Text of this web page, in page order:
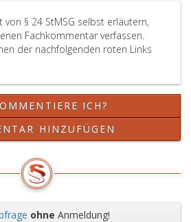
von § 24 StMSG selbst erläutern,
Fachkommentar verfassen.
der nachfolgenden roten Links
ICH?
HINZUFÜGEN
ohne Anmeldung!